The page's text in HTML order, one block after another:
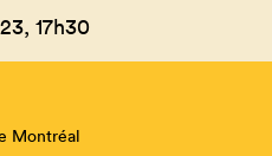
17h30
Montréal